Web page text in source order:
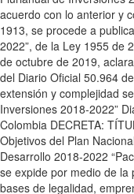
acuerdo con lo anterior y
1913, se procede a
2022”, de la Ley 1955 de
de octubre de 2019,
del Diario Oficial 50.964
extensión y complejidad
Inversiones 2018-2022”
Colombia DECRETA:
Objetivos del Plan
Desarrollo 2018-2022
se expide por medio de la
bases de legalidad,